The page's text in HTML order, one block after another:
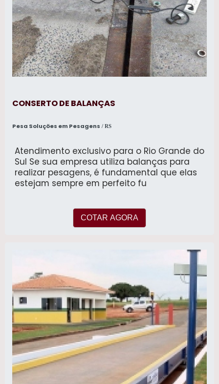
susceptíveis à corrosão. Conectividade:
Equipada com interfaces RS-232 para
integração com sistemas externos de
gerenciamento de dados e impressão.
Proteção Contra Sobrecarga: Mecanismo de
proteção integrado para evitar danos por
excesso de carga.
CONSERTO DE BALANÇAS
Pesa Soluções em Pesagens / RS
Atendimento exclusivo para o Rio Grande do
Sul Se sua empresa utiliza balanças para
realizar pesagens, é fundamental que elas
estejam sempre em perfeito fu
COTAR AGORA